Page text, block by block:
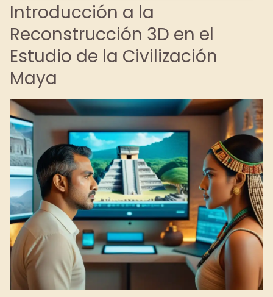
Introducción a la
Reconstrucción 3D en el
Estudio de la Civilización
Maya